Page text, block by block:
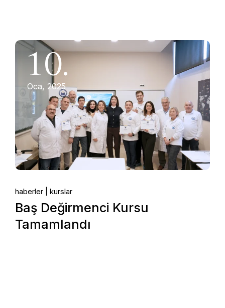
10.
Oca, 2025
haberler kurslar
Baş Değirmenci Kursu
Tamamlandı